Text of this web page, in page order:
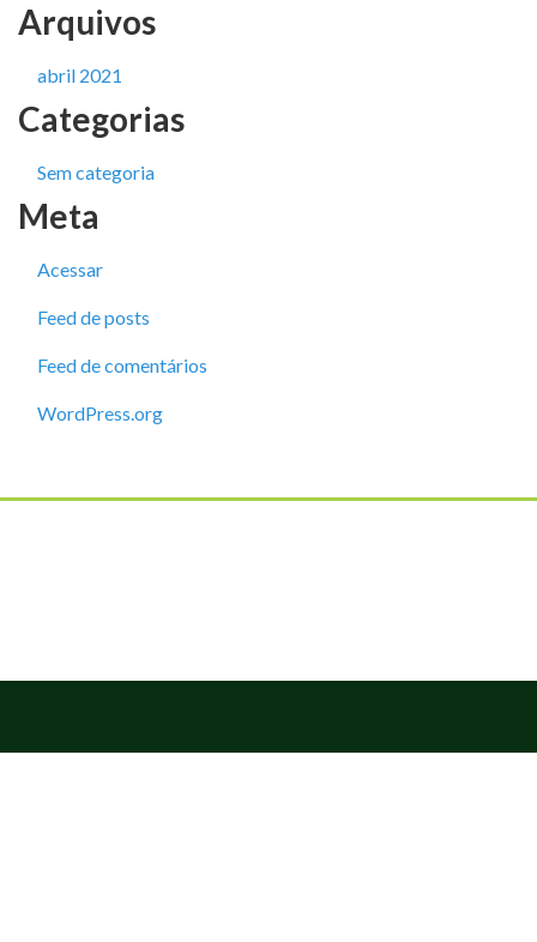
Arquivos
abril 2021
Categorias
Sem categoria
Meta
Acessar
Feed de posts
Feed de comentários
WordPress.org